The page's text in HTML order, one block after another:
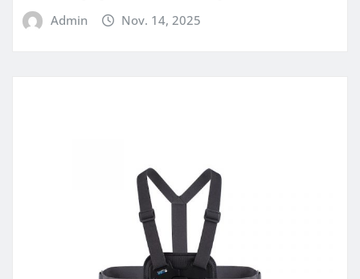
Admin Nov. 14, 2025